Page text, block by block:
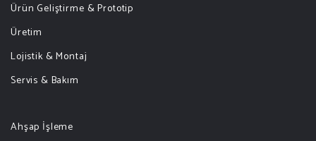
Ürün Geliştirme & Prototip
Üretim
Lojistik & Montaj
Servis & Bakım
Ahşap İşleme